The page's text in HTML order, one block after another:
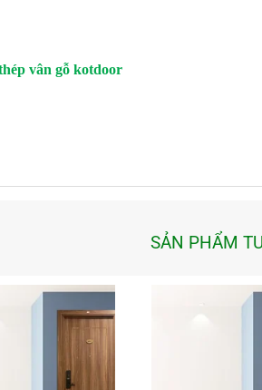
vân gỗ kotdoor
SẢN PHẨM